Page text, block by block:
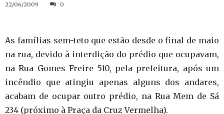
22/06/2009 0
As famílias sem-teto que estão desde o final de maio
na rua, devido à interdição do prédio que ocupavam,
na Rua Gomes Freire 510, pela prefeitura, após um
incêndio que atingiu apenas alguns dos andares,
acabam de ocupar outro prédio, na Rua Mem de Sá
234 (próximo à Praça da Cruz Vermelha).